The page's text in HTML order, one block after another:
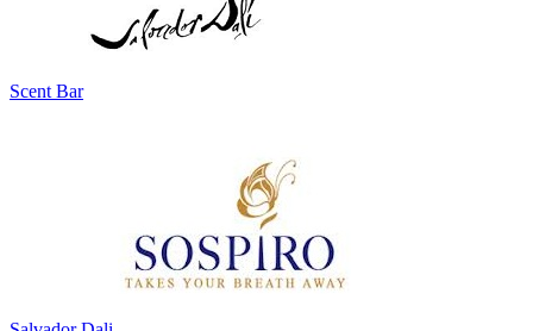
Scent Bar